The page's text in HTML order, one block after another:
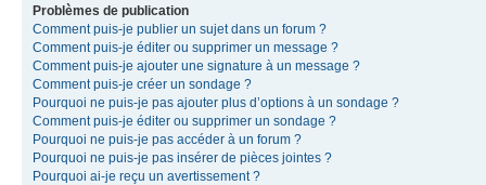
Problèmes de publication
Comment puis-je publier un sujet dans un forum ?
Comment puis-je éditer ou supprimer un message ?
Comment puis-je ajouter une signature à un message ?
Comment puis-je créer un sondage ?
Pourquoi ne puis-je pas ajouter plus d’options à un sondage ?
Comment puis-je éditer ou supprimer un sondage ?
Pourquoi ne puis-je pas accéder à un forum ?
Pourquoi ne puis-je pas insérer de pièces jointes ?
Pourquoi ai-je reçu un avertissement ?